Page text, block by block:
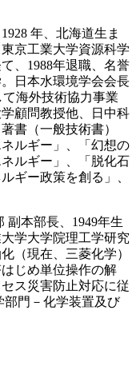
年、北海道生ま
京工業大学資源科学
、1988年退職、名誉
日本水環境学会会長
海外技術協力事業
顧問教授他、日中科
書（一般技術書）
ルギー」、「幻想の
ルギー」、「脱化石
ギー政策を創る」、
本部長、1949年生
学大学院理工学研究
（現在、三菱化学）
じめ単位操作の解
ス災害防止対応に従
部門－化学装置及び